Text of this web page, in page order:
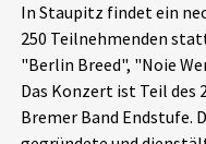
Dossiers
Leipziger Zustände
In Staupitz findet ein
250 Teilnehmenden
"Berlin Breed", "Noie
Das Konzert ist Teil des
Bremer Band Endstufe.